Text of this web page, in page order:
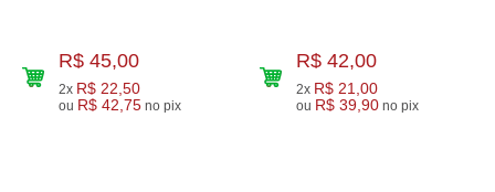
R$ 45,00
2x R$ 22,50
ou R$ 42,75 no pix
R$ 42,00
2x R$ 21,00
ou R$ 39,90 no pix